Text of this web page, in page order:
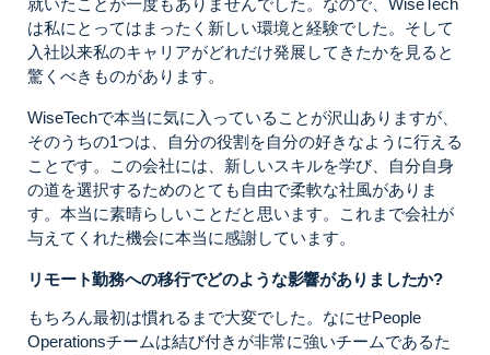
就いたことが一度もありませんでした。なので、WiseTech
は私にとってはまったく新しい環境と経験でした。そして
入社以来私のキャリアがどれだけ発展してきたかを見ると
驚くべきものがあります。
WiseTechで本当に気に入っていることが沢山ありますが、
そのうちの1つは、自分の役割を自分の好きなように行える
ことです。この会社には、新しいスキルを学び、自分自身
の道を選択するためのとても自由で柔軟な社風がありま
す。本当に素晴らしいことだと思います。これまで会社が
与えてくれた機会に本当に感謝しています。
リモート勤務への移行でどのような影響がありましたか?
もちろん最初は慣れるまで大変でした。なにせPeople
Operationsチームは結び付きが非常に強いチームであるた